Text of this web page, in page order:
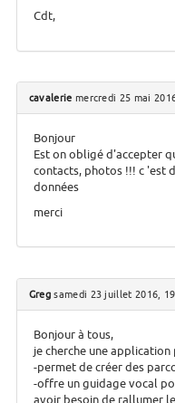
Cdt,
cavalerie mercredi 25 mai
Bonjour
Est on obligé d'accepter
contacts, photos !!! c 'est
données
merci
Gregsamedi 23 juillet 2016,
Bonjour à tous,
je cherche une
-permet de créer des
-offre un guidage vocal
avoir besoin de rallumer